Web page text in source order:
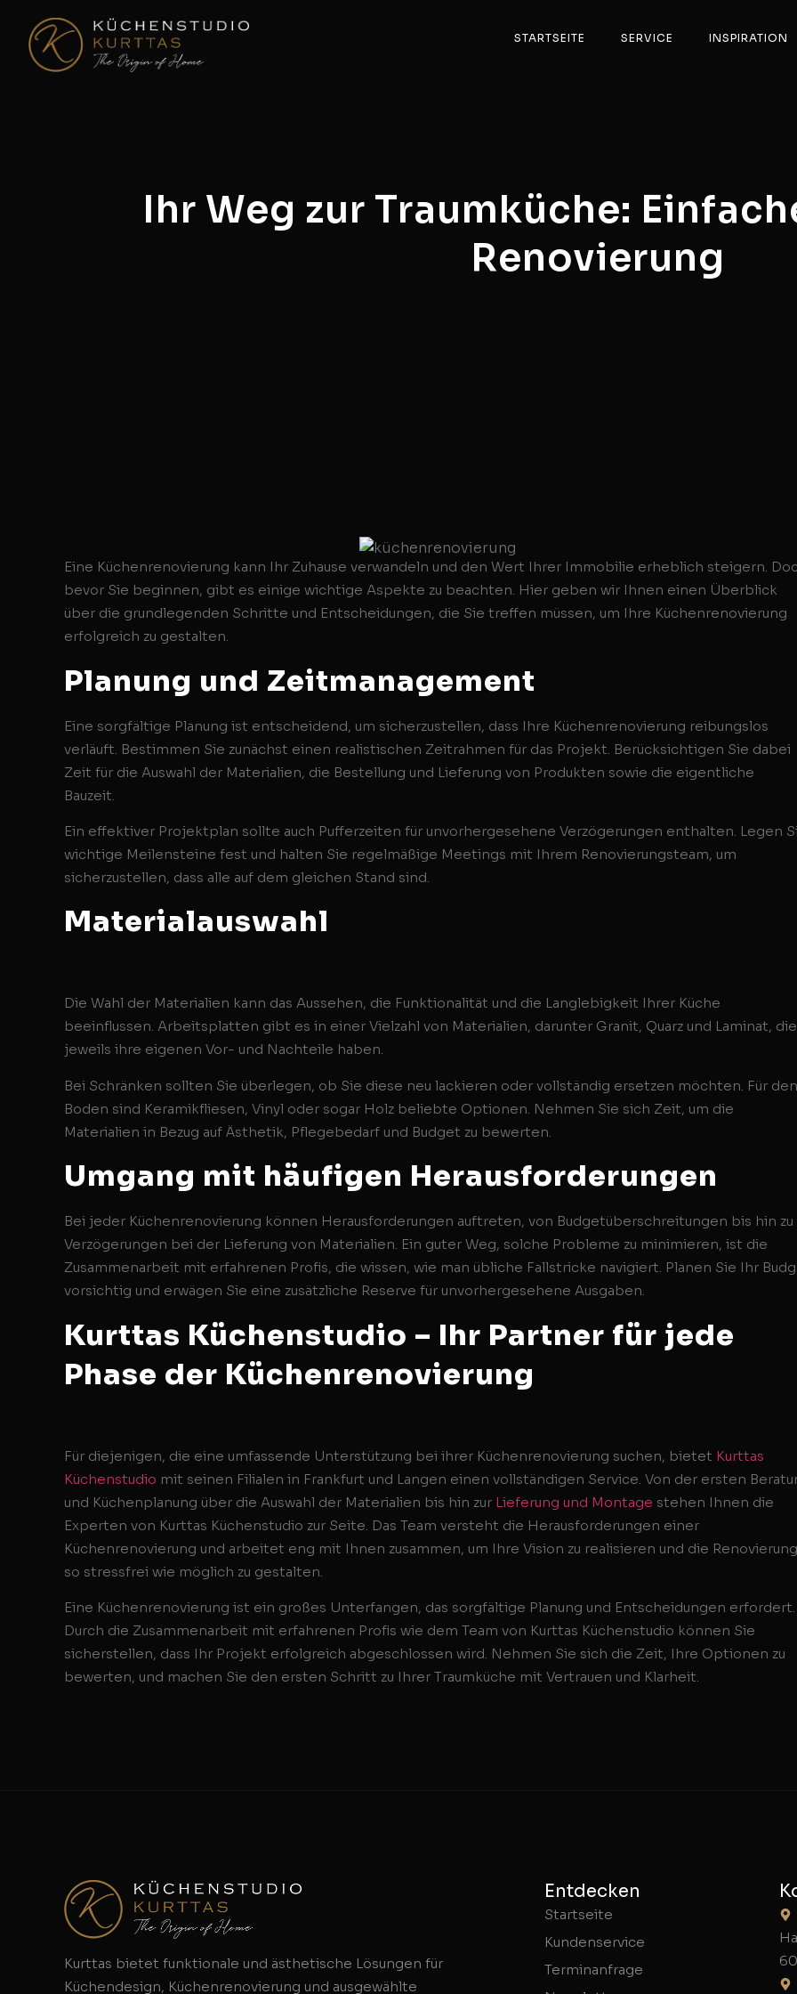
STARTSEITE SERVICE INSPIRATION
Ihr Weg zur Traumküche:
Renovierung
Eine Küchenrenovierung kann Ihr Zuhause verwandeln und den Wert Ihrer Immobilie erheblich steigern.
bevor Sie beginnen, gibt es einige wichtige Aspekte zu beachten. Hier geben wir Ihnen einen Überblick
über die grundlegenden Schritte und Entscheidungen, die Sie treffen müssen, um Ihre Küchenrenovierung
erfolgreich zu gestalten.
Planung und Zeitmanagement
Eine sorgfältige Planung ist entscheidend, um sicherzustellen, dass Ihre Küchenrenovierung reibungslos
verläuft. Bestimmen Sie zunächst einen realistischen Zeitrahmen für das Projekt. Berücksichtigen Sie dabei
Zeit für die Auswahl der Materialien, die Bestellung und Lieferung von Produkten sowie die eigentliche
Bauzeit.
Ein effektiver Projektplan sollte auch Pufferzeiten für unvorhergesehene Verzögerungen enthalten. Legen
wichtige Meilensteine fest und halten Sie regelmäßige Meetings mit Ihrem Renovierungsteam, um
sicherzustellen, dass alle auf dem gleichen Stand sind.
Materialauswahl
Die Wahl der Materialien kann das Aussehen, die Funktionalität und die Langlebigkeit Ihrer Küche
beeinflussen. Arbeitsplatten gibt es in einer Vielzahl von Materialien, darunter Granit, Quarz und Laminat, die
jeweils ihre eigenen Vor- und Nachteile haben.
Bei Schränken sollten Sie überlegen, ob Sie diese neu lackieren oder vollständig ersetzen möchten. Für den
Boden sind Keramikfliesen, Vinyl oder sogar Holz beliebte Optionen. Nehmen Sie sich Zeit, um die
Materialien in Bezug auf Ästhetik, Pflegebedarf und Budget zu bewerten.
Umgang mit häufigen Herausforderungen
Bei jeder Küchenrenovierung können Herausforderungen auftreten, von Budgetüberschreitungen bis hin zu
Verzögerungen bei der Lieferung von Materialien. Ein guter Weg, solche Probleme zu minimieren, ist die
Zusammenarbeit mit erfahrenen Profis, die wissen, wie man übliche Fallstricke navigiert. Planen Sie Ihr
vorsichtig und erwägen Sie eine zusätzliche Reserve für unvorhergesehene Ausgaben.
Kurttas Küchenstudio – Ihr Partner für jede
Phase der Küchenrenovierung
Für diejenigen, die eine umfassende Unterstützung bei ihrer Küchenrenovierung suchen, bietet Kurttas
Küchenstudio mit seinen Filialen in Frankfurt und Langen einen vollständigen Service. Von der ersten
und Küchenplanung über die Auswahl der Materialien bis hin zur Lieferung und Montage stehen Ihnen die
Experten von Kurttas Küchenstudio zur Seite. Das Team versteht die Herausforderungen einer
Küchenrenovierung und arbeitet eng mit Ihnen zusammen, um Ihre Vision zu realisieren und die Renovierung
so stressfrei wie möglich zu gestalten.
Eine Küchenrenovierung ist ein großes Unterfangen, das sorgfältige Planung und Entscheidungen erfordert.
Durch die Zusammenarbeit mit erfahrenen Profis wie dem Team von Kurttas Küchenstudio können Sie
sicherstellen, dass Ihr Projekt erfolgreich abgeschlossen wird. Nehmen Sie sich die Zeit, Ihre Optionen zu
bewerten, und machen Sie den ersten Schritt zu Ihrer Traumküche mit Vertrauen und Klarheit.
Kurttas bietet funktionale und ästhetische Lösungen für
Küchendesign, Küchenrenovierung und ausgewählte
Entdecken
Startseite
Kundenservice
Terminanfrage